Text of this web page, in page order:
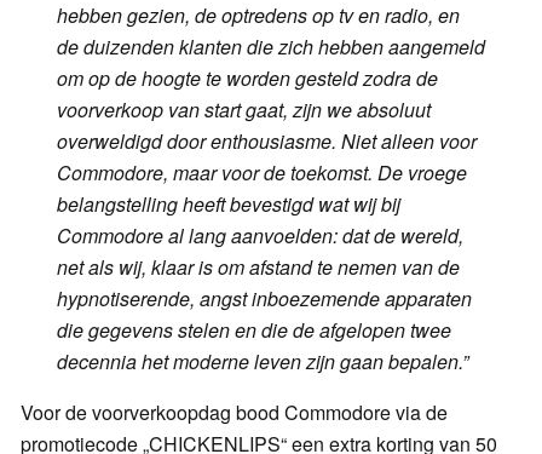
hebben gezien, de optredens op tv en radio, en
de duizenden klanten die zich hebben aangemeld
om op de hoogte te worden gesteld zodra de
voorverkoop van start gaat, zijn we absoluut
overweldigd door enthousiasme. Niet alleen voor
Commodore, maar voor de toekomst. De vroege
belangstelling heeft bevestigd wat wij bij
Commodore al lang aanvoelden: dat de wereld,
net als wij, klaar is om afstand te nemen van de
hypnotiserende, angst inboezemende apparaten
die gegevens stelen en die de afgelopen twee
decennia het moderne leven zijn gaan bepalen.”
Voor de voorverkoopdag bood Commodore via de
promotiecode „CHICKENLIPS“ een extra korting van 50